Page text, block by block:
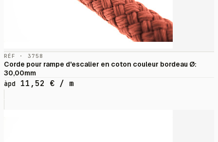
RÉF · 3758
Corde pour rampe d'escalier en coton couleur bordeau Ø:
30,00mm
àpd
11,52 € / m